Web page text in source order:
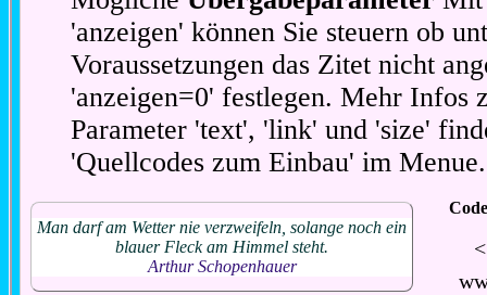
'anzeigen' können Sie steuern ob
Voraussetzungen das Zitet nicht
'anzeigen=0' festlegen. Mehr Infos
Parameter 'text', 'link' und 'size'
'Quellcodes zum Einbau' im Menue.
Man darf am Wetter nie verzweifeln, solange noch ein
blauer Fleck am Himmel steht.
Arthur Schopenhauer